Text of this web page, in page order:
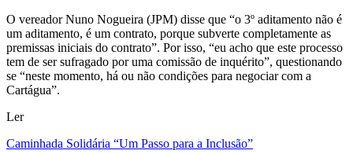
O vereador Nuno Nogueira (JPM) disse que “o 3º aditamento não é
um aditamento, é um contrato, porque subverte completamente as
premissas iniciais do contrato”. Por isso, “eu acho que este processo
tem de ser sufragado por uma comissão de inquérito”, questionando
se “neste momento, há ou não condições para negociar com a
Cartágua”.
Ler
Caminhada Solidária “Um Passo para a Inclusão”